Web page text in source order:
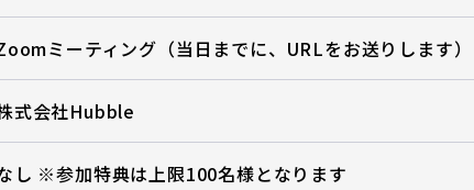
ミーティング（当日までに、URLをお送りします）
式会社Hubble
し ※参加特典は上限100名様となります